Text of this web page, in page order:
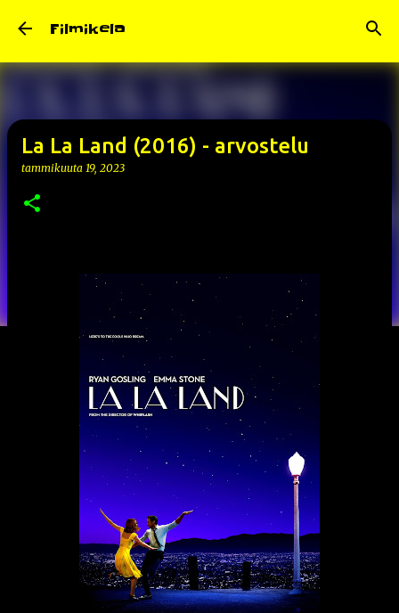
Filmikela
La La Land (2016) - arvostelu
tammikuuta 19, 2023